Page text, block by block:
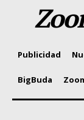
Publicidad
BigBuda